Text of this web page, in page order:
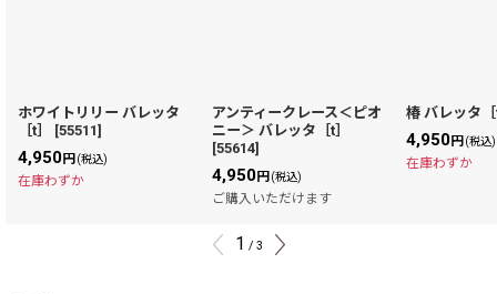
ホワイトリリー バレッタ
［t］
[55511]
4,950円(税込)
在庫わずか
アンティークレース＜ピオ
ニー＞ バレッタ［t］
[55614]
4,950円(税込)
ご購入いただけます
椿 バレッタ
4,950円(税込)
在庫わずか
1 / 3